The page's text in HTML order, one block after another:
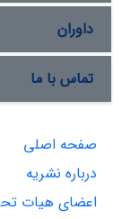
داوران
تماس با ما
صفحه اصلی
درباره نشریه
اعضای هیات